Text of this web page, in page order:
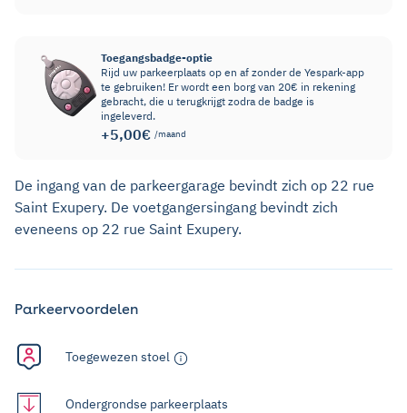
Toegangsbadge-optie
Rijd uw parkeerplaats op en af zonder de Yespark-app
te gebruiken! Er wordt een borg van 20€ in rekening
gebracht, die u terugkrijgt zodra de badge is
ingeleverd.
+5,00€ /maand
De ingang van de parkeergarage bevindt zich op 22 rue
Saint Exupery. De voetgangersingang bevindt zich
eveneens op 22 rue Saint Exupery.
Parkeervoordelen
Toegewezen stoel
Ondergrondse parkeerplaats